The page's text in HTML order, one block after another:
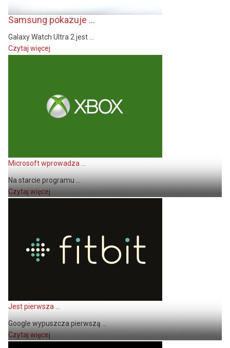
Samsung pokazuje ...
Galaxy Watch Ultra 2 jest ...
Czytaj więcej
Microsoft wprowadza ...
Na starcie programu ...
Czytaj więcej
Jest pierwsza ...
Google wypuszcza pierwszą ...
Czytaj więcej